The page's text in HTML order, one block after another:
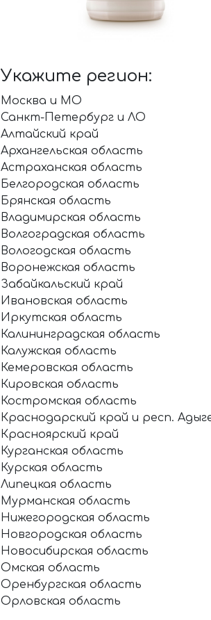
Укажите регион:
Москва и МО
Санкт-Петербург и ЛО
Алтайский край
Архангельская область
Астраханская область
Белгородская область
Брянская область
Владимирская область
Волгоградская область
Вологодская область
Воронежская область
Забайкальский край
Ивановская область
Иркутская область
Калининградская область
Калужская область
Кемеровская область
Кировская область
Костромская область
Краснодарский край и респ.
Красноярский край
Курганская область
Курская область
Липецкая область
Мурманская область
Нижегородская область
Новгородская область
Новосибирская область
Омская область
Оренбургская область
Орловская область